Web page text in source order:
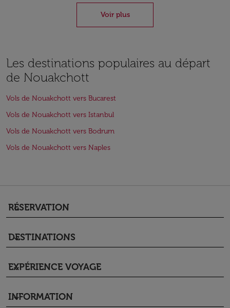
Voir plus
Les destinations populaires au départ
de Nouakchott
Vols de Nouakchott vers Bucarest
Vols de Nouakchott vers Istanbul
Vols de Nouakchott vers Bodrum
Vols de Nouakchott vers Naples
RÉSERVATION
keyboard_arrow_down
DESTINATIONS
keyboard_arrow_down
EXPÉRIENCE VOYAGE
keyboard_arrow_down
INFORMATION
keyboard_arrow_down